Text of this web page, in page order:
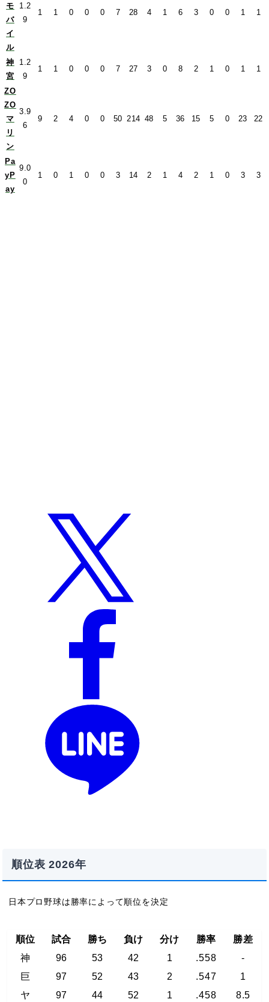
モ
バ
イ
ル
1.2
9
1 1 0 0 0 7 28 4 1 6 3 0 0 1 1
神
宮
1.2
9
1 1 0 0 0 7 27 3 0 8 2 1 0 1 1
ZO
ZO
マ
リ
ン
3.9
6
9 2 4 0 0 50 214 48 5 36 15 5 0 23 22
Pa
yP
ay
9.0
0
1 0 1 0 0 3 14 2 1 4 2 1 0 3 3
順位表 2026年
日本プロ野球は勝率によって順位を決定
順位 試合 勝ち 負け 分け 勝率
勝差
神
96 53 42 1 .558
-
巨
97 52 43 2 .547
1
ヤ
97 44 52 1 .458 8.5